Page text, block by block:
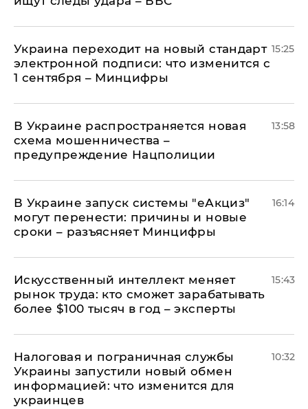
Украина переходит на новый стандарт
электронной подписи: что изменится с
1 сентября – Минцифры
15:25
В Украине распространяется новая
схема мошенничества –
предупреждение Нацполиции
13:58
В Украине запуск системы "еАкциз"
могут перенести: причины и новые
сроки – разъясняет Минцифры
16:14
Искусственный интеллект меняет
рынок труда: кто сможет зарабатывать
более $100 тысяч в год – эксперты
15:43
Налоговая и пограничная службы
Украины запустили новый обмен
информацией: что изменится для
украинцев
10:32